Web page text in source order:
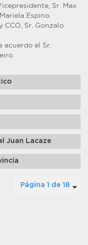
Sr. Max
Espino.
CCO, Sr. Gonzalo
acuerdo el Sr.
Juan Lacaze
Página 1 de 18